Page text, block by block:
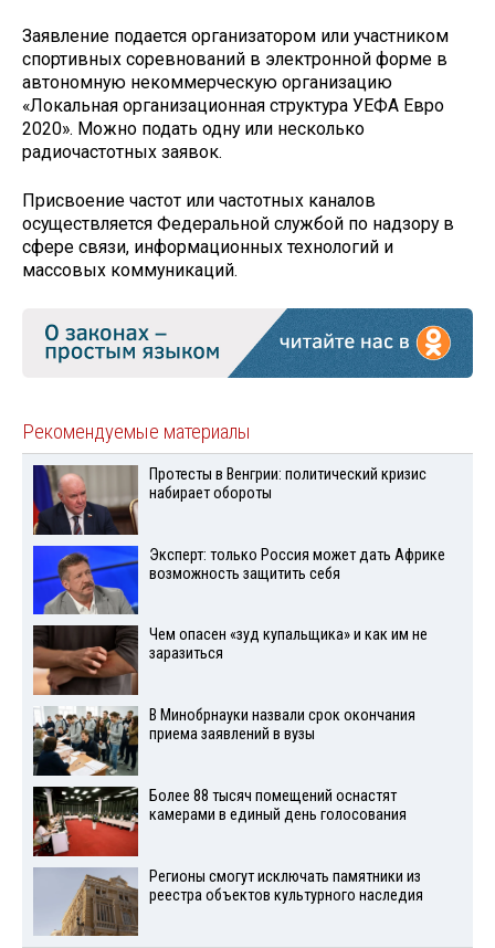
Заявление подается организатором или участником
спортивных соревнований в электронной форме в
автономную некоммерческую организацию
«Локальная организационная структура УЕФА Евро
2020». Можно подать одну или несколько
радиочастотных заявок.
Присвоение частот или частотных каналов
осуществляется Федеральной службой по надзору в
сфере связи, информационных технологий и
массовых коммуникаций.
Рекомендуемые материалы
Протесты в Венгрии: политический кризис
набирает обороты
Эксперт: только Россия может дать Африке
возможность защитить себя
Чем опасен «зуд купальщика» и как им не
заразиться
В Минобрнауки назвали срок окончания
приема заявлений в вузы
Более 88 тысяч помещений оснастят
камерами в единый день голосования
Регионы смогут исключать памятники из
реестра объектов культурного наследия